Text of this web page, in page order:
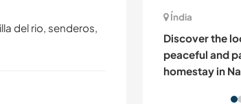
Índia
Discover the
peaceful and
homestay in
del rio, senderos,